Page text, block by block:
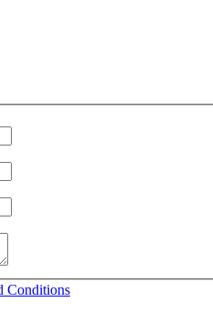
Conditions